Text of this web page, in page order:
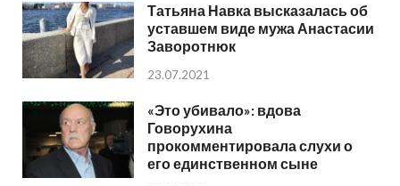
Татьяна Навка высказалась об
уставшем виде мужа Анастасии
Заворотнюк
23.07.2021
«Это убивало»: вдова
Говорухина
прокомментировала слухи о
его единственном сыне